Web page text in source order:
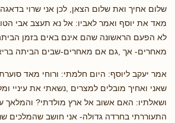
שלום אחיך ואת שלום הצאן, לכן אני שרוי
מאד את יוסף ואמר לאביו: אל נא תעצב אבי
לא הפעם הראשונה שהם אינם באים בזמן
מאחרים- אך ,גם אם מאחרים-שבים הביתה
אמר יעקב ליוסף: היום חלמתי: ורוחי מאד
שאני ואחיך מובלים למצרים ,נשאתי את עיניי
ושאלתיו: האם אשוב אל ארץ מולדתי? והמלאך
התעוררתי בחרדה גדולה- אני חושב שהמלכים